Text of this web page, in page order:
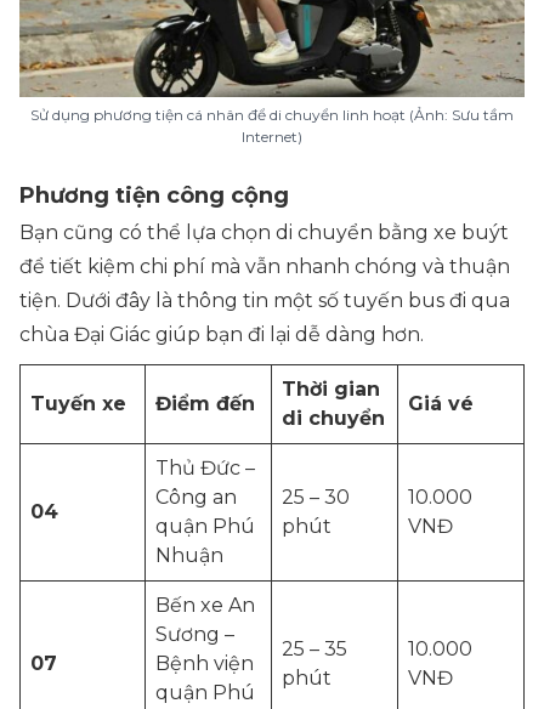
Sử dụng phương tiện cá nhân để di chuyển linh hoạt (Ảnh: Sưu tầm
Internet)
Phương tiện công cộng
Bạn cũng có thể lựa chọn di chuyển bằng xe buýt
để tiết kiệm chi phí mà vẫn nhanh chóng và thuận
tiện. Dưới đây là thông tin một số tuyến bus đi qua
chùa Đại Giác giúp bạn đi lại dễ dàng hơn.
Tuyến xe Điểm đến
Thời gian
di chuyển
Giá vé
04
Thủ Đức –
Công an
quận Phú
Nhuận
25 – 30
phút
10.000
VNĐ
07
Bến xe An
Sương –
Bệnh viện
quận Phú
25 – 35
phút
10.000
VNĐ